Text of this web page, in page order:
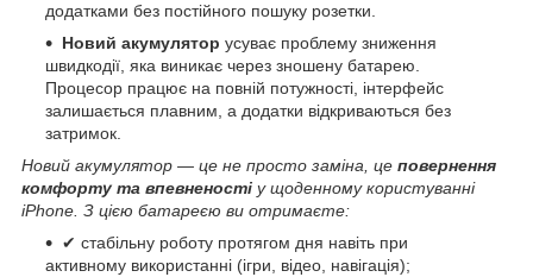
додатками без постійного пошуку розетки.
Новий акумулятор усуває проблему зниження
швидкодії, яка виникає через зношену батарею.
Процесор працює на повній потужності, інтерфейс
залишається плавним, а додатки відкриваються без
затримок.
Новий акумулятор — це не просто заміна, це повернення
комфорту та впевненості у щоденному користуванні
iPhone. З цією батареєю ви отримаєте:
✔ стабільну роботу протягом дня навіть при
активному використанні (ігри, відео, навігація);